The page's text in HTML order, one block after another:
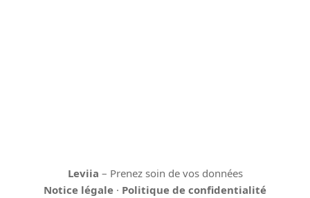
Leviia – Prenez soin de vos données
Notice légale · Politique de confidentialité